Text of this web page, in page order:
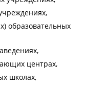
образовательных
центрах,
школах,